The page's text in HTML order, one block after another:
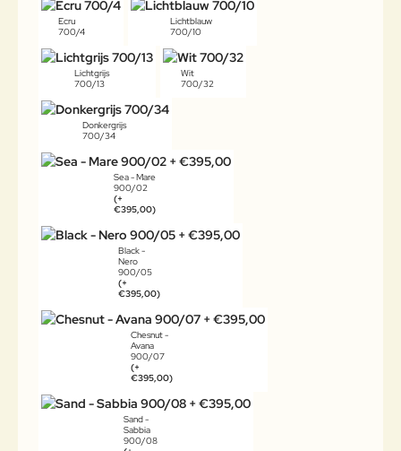
Ecru
700/4
Lichtblauw
700/10
Lichtgrijs
700/13
Wit
700/32
Donkergrijs
700/34
Sea - Mare
900/02
(+
€395,00)
Black -
Nero
900/05
(+
€395,00)
Chesnut -
Avana
900/07
(+
€395,00)
Sand -
Sabbia
900/08